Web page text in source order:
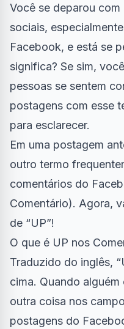
Você se deparou com
sociais,
Facebook, e está se
significa? Se sim,
pessoas se sentem
postagens com esse
para esclarecer.
Em uma postagem
outro termo
comentários do
Comentário). Agora,
de “UP”!
O que é UP nos
Traduzido do inglês,
cima. Quando
outra coisa nos
postagens do